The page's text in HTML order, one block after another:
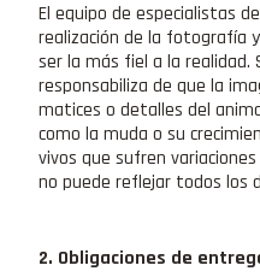
El equipo de especialistas
realización de la fotografía
ser la más fiel a la realidad.
responsabiliza de que la
matices o detalles del
como la muda o su
vivos que sufren
no puede reflejar todos los
2. Obligaciones de